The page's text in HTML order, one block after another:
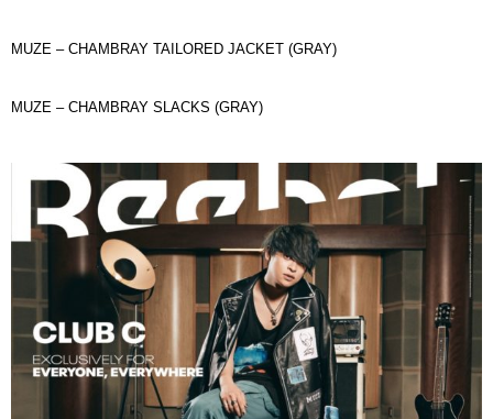
MUZE – CHAMBRAY TAILORED JACKET (GRAY)
MUZE – CHAMBRAY SLACKS (GRAY)